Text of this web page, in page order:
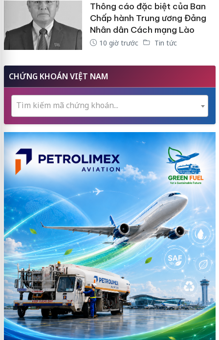
Thông cáo đặc biệt của Ban
Chấp hành Trung ương Đảng
Nhân dân Cách mạng Lào
10 giờ trước Tin tức
CHỨNG KHOÁN VIỆT NAM
Tìm kiếm mã chứng khoán...